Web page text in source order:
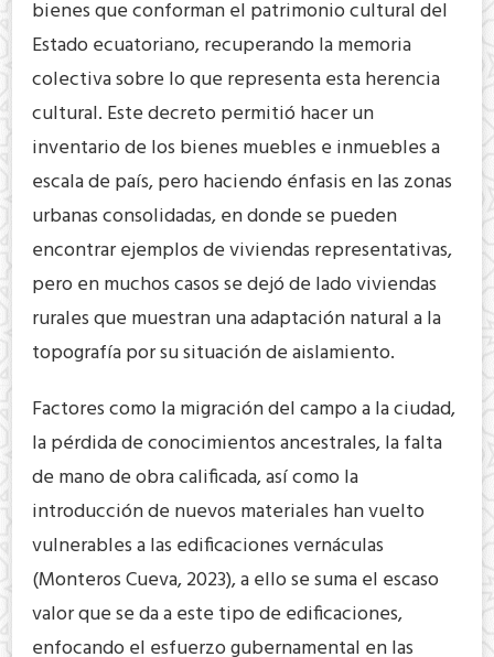
bienes que conforman el patrimonio cultural del
Estado ecuatoriano, recuperando la memoria
colectiva sobre lo que representa esta herencia
cultural. Este decreto permitió hacer un
inventario de los bienes muebles e inmuebles a
escala de país, pero haciendo énfasis en las zonas
urbanas consolidadas, en donde se pueden
encontrar ejemplos de viviendas representativas,
pero en muchos casos se dejó de lado viviendas
rurales que muestran una adaptación natural a la
topografía por su situación de aislamiento.
Factores como la migración del campo a la ciudad,
la pérdida de conocimientos ancestrales, la falta
de mano de obra calificada, así como la
introducción de nuevos materiales han vuelto
vulnerables a las edificaciones vernáculas
(Monteros Cueva, 2023), a ello se suma el escaso
valor que se da a este tipo de edificaciones,
enfocando el esfuerzo gubernamental en las